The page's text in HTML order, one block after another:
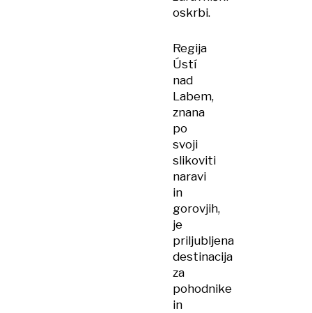
oskrbi.
Regija
Ústí
nad
Labem,
znana
po
svoji
slikoviti
naravi
in
gorovjih,
je
priljubljena
destinacija
za
pohodnike
in